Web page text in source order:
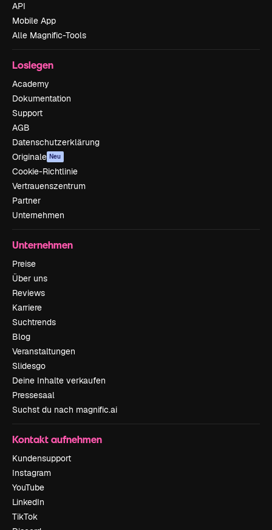
API
Mobile App
Alle Magnific-Tools
Loslegen
Academy
Dokumentation
Support
AGB
Datenschutzerklärung
Originale Neu
Cookie-Richtlinie
Vertrauenszentrum
Partner
Unternehmen
Unternehmen
Preise
Über uns
Reviews
Karriere
Suchtrends
Blog
Veranstaltungen
Slidesgo
Deine Inhalte verkaufen
Pressesaal
Suchst du nach magnific.ai
Kontakt aufnehmen
Kundensupport
Instagram
YouTube
LinkedIn
TikTok